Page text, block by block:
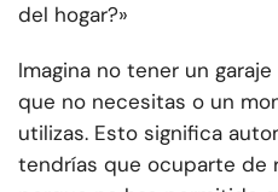
del hogar?»
Imagina no tener un
que no necesitas o un
utilizas. Esto significa
tendrías que ocuparte de